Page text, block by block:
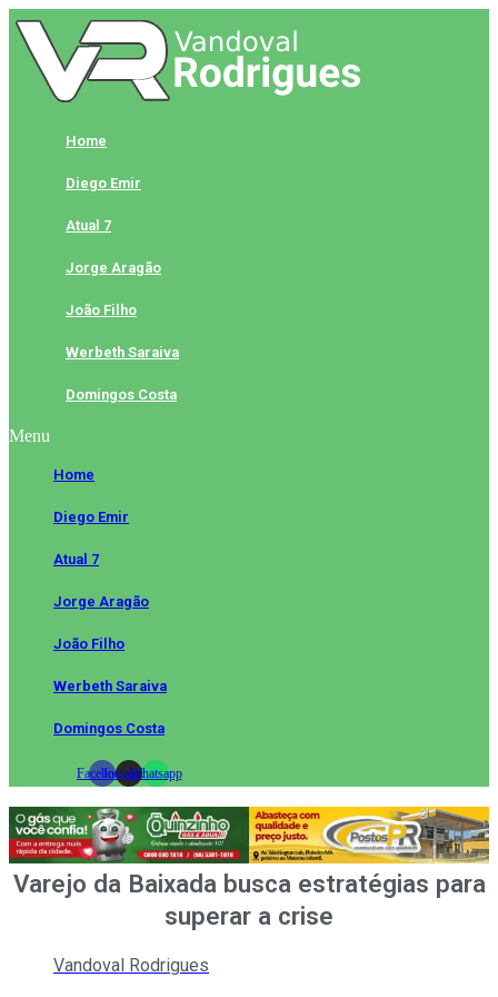
Skip
to
content
Home
Diego Emir
Atual 7
Jorge Aragão
João Filho
Werbeth Saraiva
Domingos Costa
Menu
Home
Diego Emir
Atual 7
Jorge Aragão
João Filho
Werbeth Saraiva
Domingos Costa
FacebookInstagramWhatsapp
Varejo da Baixada busca estratégias para
superar a crise
Vandoval Rodrigues